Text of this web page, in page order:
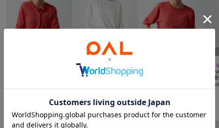
TIME SALE 
LOUNGEDRESS
LOUNGEDRESS
TIME
楽ちんな着心地のアイテム